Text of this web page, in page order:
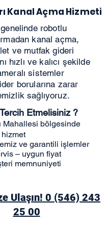
Kanal Açma Hizmeti
genelinde robotlu
kanal açma,
ve mutfak gideri
hızlı ve kalıcı şekilde
sistemler
borularına zarar
sağlıyoruz.
Etmelisiniz ?
Mahallesi bölgesinde
hizmet
ve garantili işlemler
– uygun fiyat
memnuniyeti
Ulaşın! 0 (546) 243
25 00